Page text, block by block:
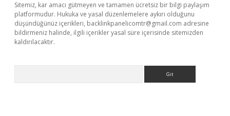
Sitemiz, kar amacı gütmeyen ve tamamen ücretsiz bir bilgi paylaşım
platformudur. Hukuka ve yasal düzenlemelere aykırı olduğunu
düşündüğünüz içerikleri, backlinkpanelicomtr@gmail.com adresine
bildirmeniz halinde, ilgili içerikler yasal süre içerisinde sitemizden
kaldırılacaktır.